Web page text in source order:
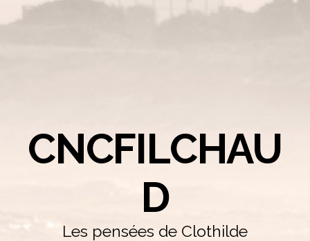
CNCFILCHAU
D
Les pensées de Clothilde